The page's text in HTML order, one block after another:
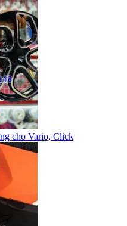
cho Vario, Click